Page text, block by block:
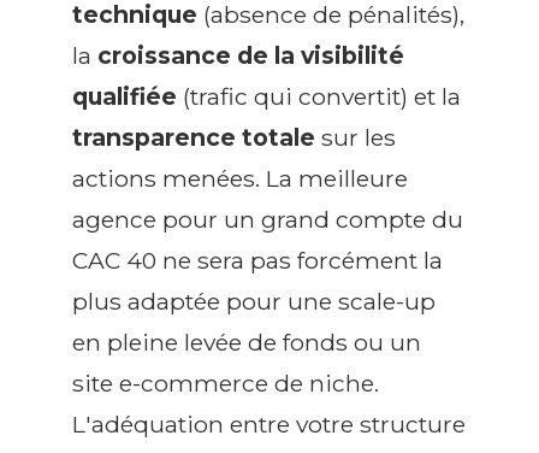
technique (absence de pénalités),
la croissance de la visibilité
qualifiée (trafic qui convertit) et la
transparence totale sur les
actions menées. La meilleure
agence pour un grand compte du
CAC 40 ne sera pas forcément la
plus adaptée pour une scale-up
en pleine levée de fonds ou un
site e-commerce de niche.
L'adéquation entre votre structure